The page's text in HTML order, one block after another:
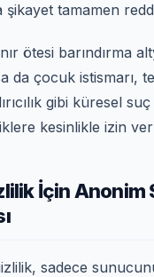
şikayet tamamen
ötesi barındırma
da çocuk istismarı,
gibi küresel
kesinlikle izin
İçin Anonim
sadece